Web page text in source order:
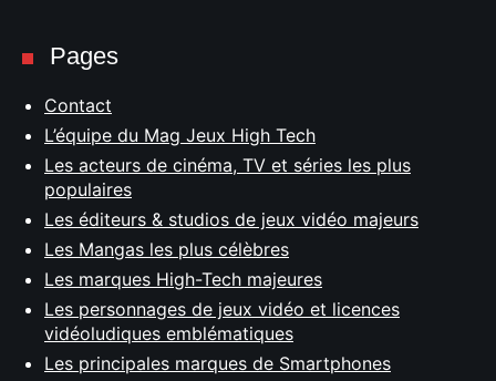
Pages
Contact
L’équipe du Mag Jeux High Tech
Les acteurs de cinéma, TV et séries les plus
populaires
Les éditeurs & studios de jeux vidéo majeurs
Les Mangas les plus célèbres
Les marques High-Tech majeures
Les personnages de jeux vidéo et licences
vidéoludiques emblématiques
Les principales marques de Smartphones